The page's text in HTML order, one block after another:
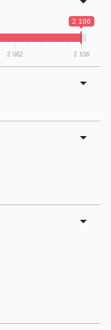
2 106
2 062 2 106